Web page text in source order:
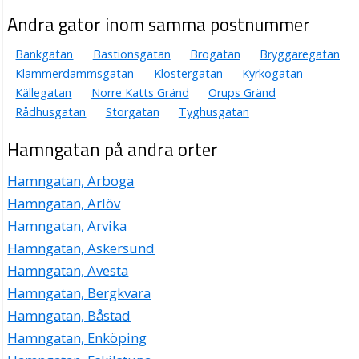
Hamngatan 17, 30243 Halmstad
SimSalaBim AB
Kjell Arnold Persson
035-156510
Hamngatan 17, 30243 Halmstad
Anna Hultberg
035-105595
Hamngatan 25, 30243 Halmstad
Alkass Investment AB
Luei Al-Kass
Hamngatan 27, 30243 Halmstad
Babylon sweden AB
Luei Al-Kass
Hamngatan 27, 30243 Halmstad
Andra gator inom samma postnummer
Bankgatan Bastionsgatan Brogatan
Bryggaregatan
Klammerdammsgatan
Klostergatan
Kyrkogatan
Källegatan
Norre Katts Gränd
Orups Gränd
Rådhusgatan
Storgatan Tyghusgatan
Hamngatan på andra orter
Hamngatan, Arboga
Hamngatan, Arlöv
Hamngatan, Arvika
Hamngatan, Askersund
Hamngatan, Avesta
Hamngatan, Bergkvara
Hamngatan, Båstad
Hamngatan, Enköping